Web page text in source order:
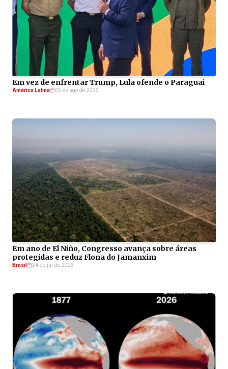
Em vez de enfrentar Trump, Lula ofende o Paraguai
América Latina 05 de ago de 2026
Em ano de El Niño, Congresso avança sobre áreas
protegidas e reduz Flona do Jamanxim
Brasil 24 de jul de 2026